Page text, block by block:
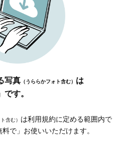
写真 （うららかフォト含む） は
す。
含む） は利用規約に定める範囲内で
で」お使いいただけます。